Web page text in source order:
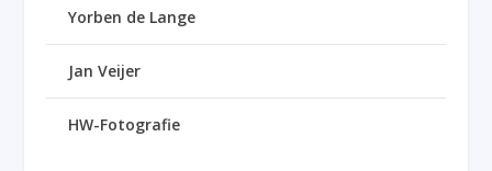
Yorben de Lange
Jan Veijer
HW-Fotografie